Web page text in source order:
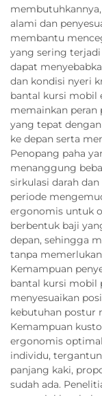
alami dan
membantu
yang sering
dapat
dan kondisi nyeri
bantal kursi mobil
memainkan
yang tepat
ke depan serta
Penopang paha
menanggung
sirkulasi darah
periode
ergonomis untuk
berbentuk baji
depan, sehingga
tanpa
Kemampuan
bantal kursi mobil
menyesuaikan
kebutuhan postur
Kemampuan
ergonomis
individu,
panjang kaki,
sudah ada.